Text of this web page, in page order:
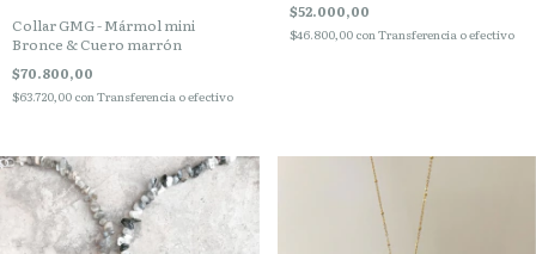
Collar GMG - Mármol mini
Bronce & Cuero marrón
$70.800,00
$63.720,00 conTransferencia o efectivo
$52.000,00
$46.800,00 conTransferencia o efectivo